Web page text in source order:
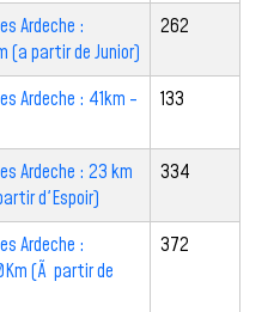
Ardeche :
(a partir de Junior)
262
Ardeche : 41km -
133
Ardeche : 23 km
d'Espoir)
334
Ardeche :
(Ã partir de
372